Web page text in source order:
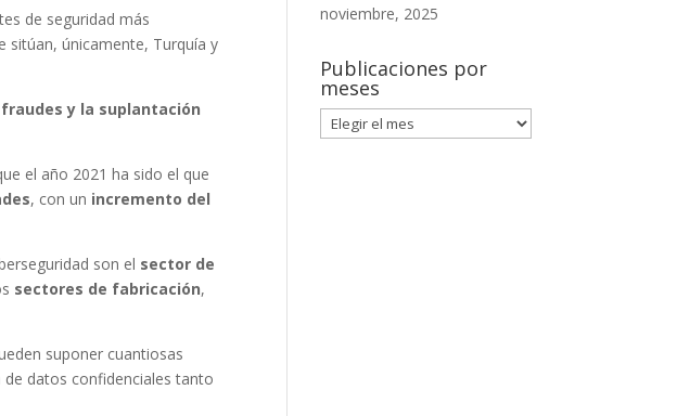
de seguridad más
sitúan, únicamente, Turquía y
fraudes y la suplantación
el año 2021 ha sido el que
, con un incremento del
son el sector de
sectores de fabricación,
suponer cuantiosas
datos confidenciales tanto
noviembre, 2025
Publicaciones por
meses
Publicaciones
por